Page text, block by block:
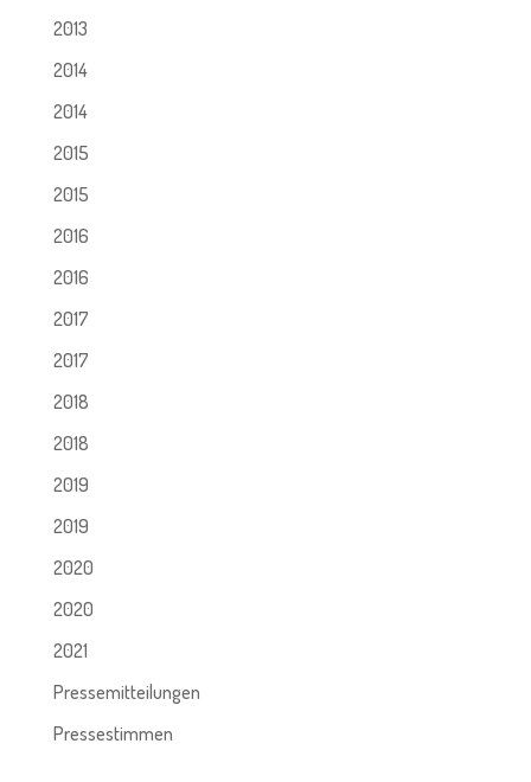
2013
2014
2014
2015
2015
2016
2016
2017
2017
2018
2018
2019
2019
2020
2020
2021
Pressemitteilungen
Pressestimmen